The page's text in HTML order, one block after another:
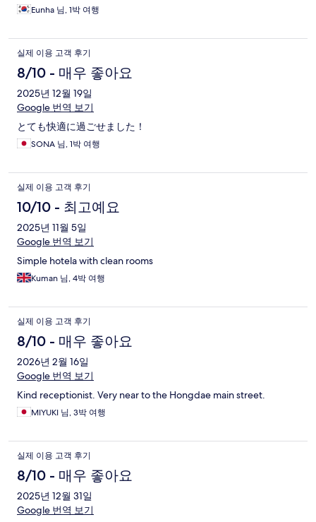
Eunha 님, 1박 여행
실제 이용 고객 후기
8/10 - 매우 좋아요
2025년 12월 19일
Google 번역 보기
とても快適に過ごせました！
SONA 님, 1박 여행
실제 이용 고객 후기
10/10 - 최고예요
2025년 11월 5일
Google 번역 보기
Simple hotela with clean rooms
Kuman 님, 4박 여행
실제 이용 고객 후기
8/10 - 매우 좋아요
2026년 2월 16일
Google 번역 보기
Kind receptionist. Very near to the Hongdae main street.
MIYUKI 님, 3박 여행
실제 이용 고객 후기
8/10 - 매우 좋아요
2025년 12월 31일
Google 번역 보기